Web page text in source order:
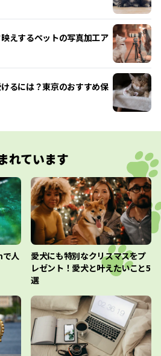
えするペットの写真加工ア
るには？東京のおすすめ保
れています
で人
愛犬にも特別なクリスマスをプ
レゼント！愛犬と叶えたいこと5
選